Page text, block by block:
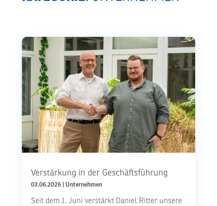
Verstärkung in der Geschäftsführung
03.06.2026| Unternehmen
Seit dem 1. Juni verstärkt Daniel Ritter unsere